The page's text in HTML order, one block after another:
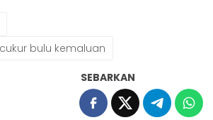
bulu kemaluan
SEBARKAN